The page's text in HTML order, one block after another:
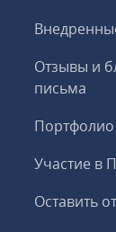
Отзывы и
письма
Участие в
Оставить